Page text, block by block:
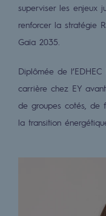
Acteur
Ambition RSE
BE
Limitation
Gestion
superviser les enjeux
renforcer la stratégie
Gaïa 2035.
Diplômée de
carrière chez EY
de groupes cotés, de
la transition